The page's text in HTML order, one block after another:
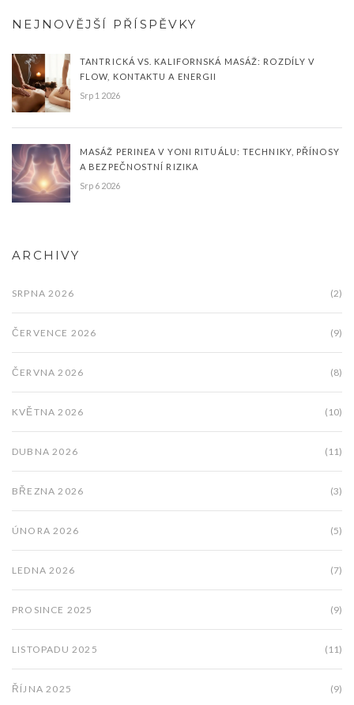
NEJNOVĚJŠÍ PŘÍSPĚVKY
TANTRICKÁ VS. KALIFORNSKÁ MASÁŽ: ROZDÍLY V
FLOW, KONTAKTU A ENERGII
Srp 1 2026
MASÁŽ PERINEA V YONI RITUÁLU: TECHNIKY, PŘÍNOSY
A BEZPEČNOSTNÍ RIZIKA
Srp 6 2026
ARCHIVY
SRPNA 2026 (2)
ČERVENCE 2026 (9)
ČERVNA 2026 (8)
KVĚTNA 2026 (10)
DUBNA 2026 (11)
BŘEZNA 2026 (3)
ÚNORA 2026 (5)
LEDNA 2026 (7)
PROSINCE 2025 (9)
LISTOPADU 2025 (11)
ŘÍJNA 2025 (9)